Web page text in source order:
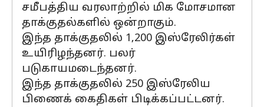
சமீபத்திய வரலாற்றில் மிக மோசமான
தாக்குதல்களில் ஒன்றாகும்.
இந்த தாக்குதலில் 1,200 இஸ்ரேலிர்கள்
உயிரிழந்தனர். பலர்
படுகாயமடைந்தனர்.
இந்த தாக்குதலில் 250 இஸ்ரேலிய
பிணைக் கைதிகள் பிடிக்கப்பட்டனர்.